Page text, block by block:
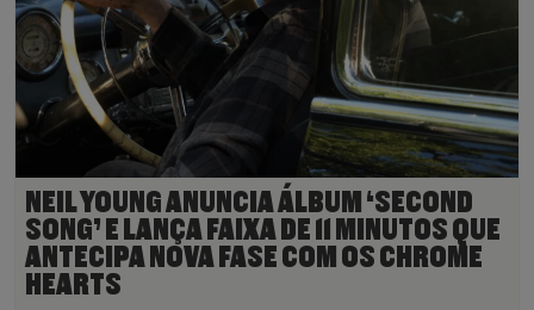
NEIL YOUNG ANUNCIA ÁLBUM ‘SECOND
SONG’ E LANÇA FAIXA DE 11 MINUTOS QUE
ANTECIPA NOVA FASE COM OS CHROME
HEARTS